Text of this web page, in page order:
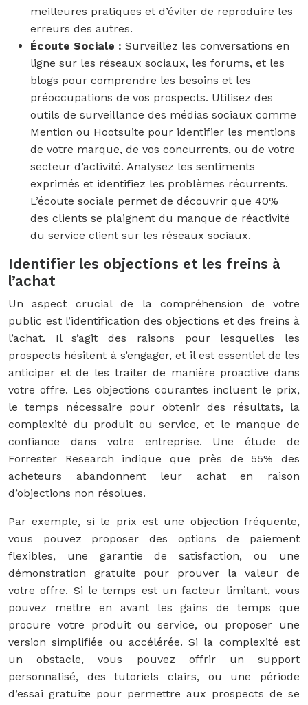
meilleures pratiques et d’éviter de reproduire les
erreurs des autres.
Écoute Sociale : Surveillez les conversations en
ligne sur les réseaux sociaux, les forums, et les
blogs pour comprendre les besoins et les
préoccupations de vos prospects. Utilisez des
outils de surveillance des médias sociaux comme
Mention ou Hootsuite pour identifier les mentions
de votre marque, de vos concurrents, ou de votre
secteur d’activité. Analysez les sentiments
exprimés et identifiez les problèmes récurrents.
L’écoute sociale permet de découvrir que 40%
des clients se plaignent du manque de réactivité
du service client sur les réseaux sociaux.
Identifier les objections et les freins à
l’achat
Un aspect crucial de la compréhension de votre
public est l’identification des objections et des freins à
l’achat. Il s’agit des raisons pour lesquelles les
prospects hésitent à s’engager, et il est essentiel de les
anticiper et de les traiter de manière proactive dans
votre offre. Les objections courantes incluent le prix,
le temps nécessaire pour obtenir des résultats, la
complexité du produit ou service, et le manque de
confiance dans votre entreprise. Une étude de
Forrester Research indique que près de 55% des
acheteurs abandonnent leur achat en raison
d’objections non résolues.
Par exemple, si le prix est une objection fréquente,
vous pouvez proposer des options de paiement
flexibles, une garantie de satisfaction, ou une
démonstration gratuite pour prouver la valeur de
votre offre. Si le temps est un facteur limitant, vous
pouvez mettre en avant les gains de temps que
procure votre produit ou service, ou proposer une
version simplifiée ou accélérée. Si la complexité est
un obstacle, vous pouvez offrir un support
personnalisé, des tutoriels clairs, ou une période
d’essai gratuite pour permettre aux prospects de se